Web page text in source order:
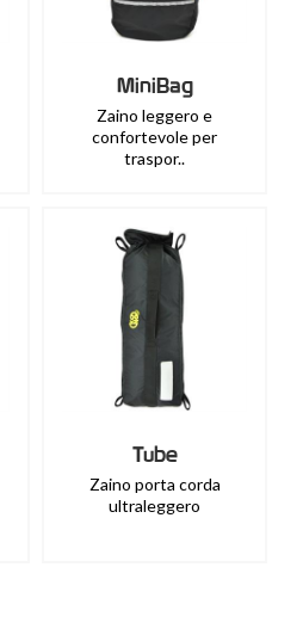
MiniBag
Zaino leggero e
confortevole per
traspor..
Tube
Zaino porta corda
ultraleggero